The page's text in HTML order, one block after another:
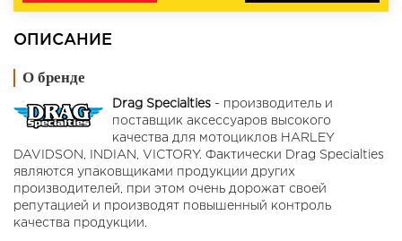
ОПИСАНИЕ
О бренде
Drag Specialties - производитель и
поставщик аксессуаров высокого
качества для мотоциклов HARLEY
DAVIDSON, INDIAN, VICTORY. Фактически Drag Specialties
являются упаковщиками продукции других
производителей, при этом очень дорожат своей
репутацией и производят повышенный контроль
качества продукции.